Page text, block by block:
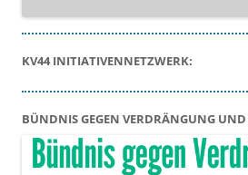
KV44 INITIATIVENNETZWERK:
BÜNDNIS GEGEN VERDRÄNGUNG